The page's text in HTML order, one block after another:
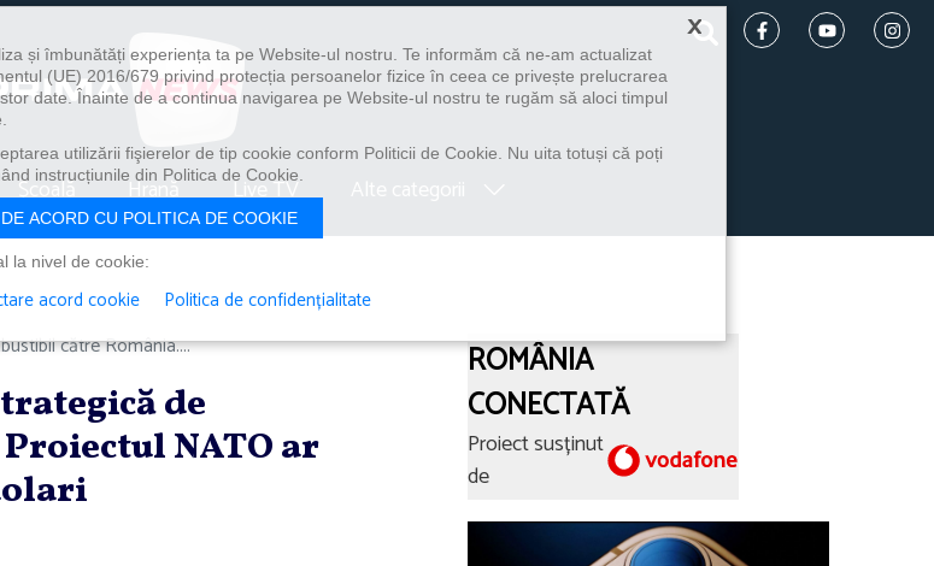
Școală Hrană Live TV
către România....
de
NATO ar
ROMÂNIA
CONECTATĂ
Proiect susținut
de
×
și îmbunătăți experiența ta pe Website-ul nostru. Te informăm că ne-am actualizat
(UE) 2016/679 privind protecția persoanelor fizice în ceea ce privește prelucrarea
date. Înainte de a continua navigarea pe Website-ul nostru te rugăm să aloci timpul
utilizării fişierelor de tip cookie conform Politicii de Cookie. Nu uita totuși că poți
instrucțiunile din Politica de Cookie.
ACORD CU POLITICA DE COOKIE
la nivel de cookie:
acord cookie Politica de confidențialitate